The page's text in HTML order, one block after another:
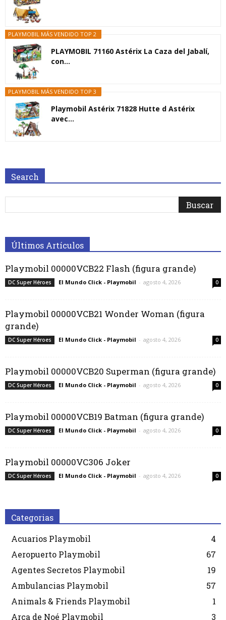
PLAYMOBIL MÁS VENDIDO TOP 2
PLAYMOBIL 71160 Astérix La Caza del Jabalí,
con...
PLAYMOBIL MÁS VENDIDO TOP 3
Playmobil Astérix 71828 Hutte d Astérix
avec...
Search
Últimos Artículos
Playmobil 00000VCB22 Flash (figura grande)
DC Super Héroes El Mundo Click - Playmobil - agosto 4, 2026 0
Playmobil 00000VCB21 Wonder Woman (figura
grande)
DC Super Héroes El Mundo Click - Playmobil - agosto 4, 2026 0
Playmobil 00000VCB20 Superman (figura grande)
DC Super Héroes El Mundo Click - Playmobil - agosto 4, 2026 0
Playmobil 00000VCB19 Batman (figura grande)
DC Super Héroes El Mundo Click - Playmobil - agosto 4, 2026 0
Playmobil 00000VC306 Joker
DC Super Héroes El Mundo Click - Playmobil - agosto 4, 2026 0
Categorias
Acuarios Playmobil
4
Aeropuerto Playmobil
67
Agentes Secretos Playmobil
19
Ambulancias Playmobil
57
Animals & Friends Playmobil
1
Arca de Noé Playmobil
3